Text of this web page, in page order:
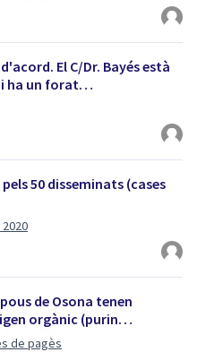
El C/Dr. Bayés està
ha un forat…
50 disseminats (cases
de Osona tenen
orgànic (purin…
de pagès